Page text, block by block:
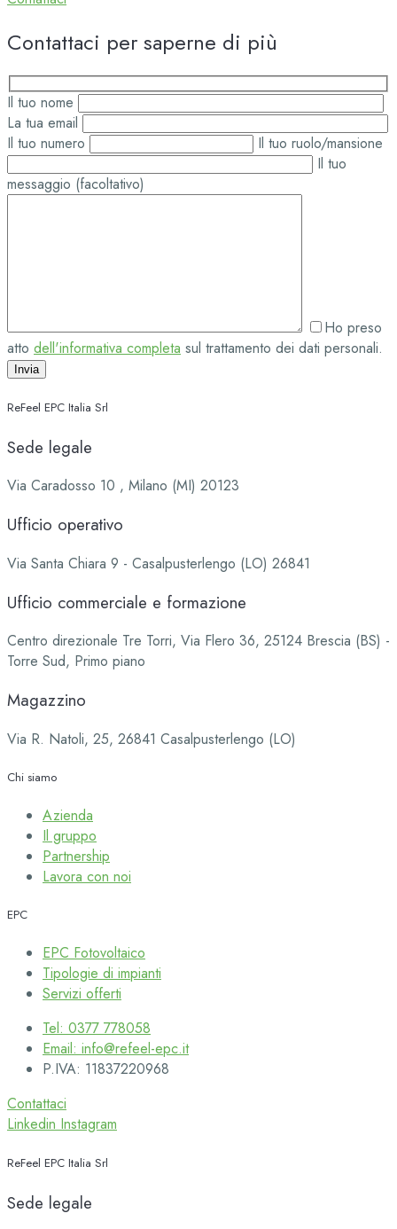
Contattaci per saperne di più
Il tuo nome
La tua email
Il tuo numero
Il tuo ruolo/mansione
Il tuo
messaggio (facoltativo)
Ho preso
atto dell'informativa completa sul trattamento dei dati personali.
ReFeel EPC Italia Srl
Sede legale
Via Caradosso 10 , Milano (MI) 20123
Ufficio operativo
Via Santa Chiara 9 - Casalpusterlengo (LO) 26841
Ufficio commerciale e formazione
Centro direzionale Tre Torri, Via Flero 36, 25124 Brescia (BS) -
Torre Sud, Primo piano
Magazzino
Via R. Natoli, 25, 26841 Casalpusterlengo (LO)
Chi siamo
Azienda
Il gruppo
Partnership
Lavora con noi
EPC
EPC Fotovoltaico
Tipologie di impianti
Servizi offerti
Tel: 0377 778058
Email: info@refeel-epc.it
P.IVA: 11837220968
Contattaci
Linkedin Instagram
ReFeel EPC Italia Srl
Sede legale